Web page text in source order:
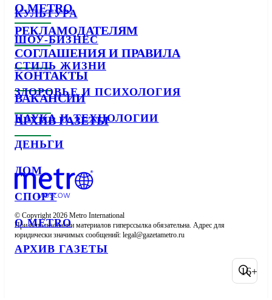
КУЛЬТУРА
ШОУ-БИЗНЕС
СТИЛЬ ЖИЗНИ
ЗДОРОВЬЕ И ПСИХОЛОГИЯ
НАУКА И ТЕХНОЛОГИИ
ДЕНЬГИ
ДОМ
СПОРТ
О METRO
АРХИВ ГАЗЕТЫ
О METRO
РЕКЛАМОДАТЕЛЯМ
СОГЛАШЕНИЯ И ПРАВИЛА
КОНТАКТЫ
ВАКАНСИИ
АРХИВ ГАЗЕТЫ
© Copyright 2026 Metro International
При использовании материалов гиперссылка обязательна. Адрес для
юридически значимых сообщений:
16+